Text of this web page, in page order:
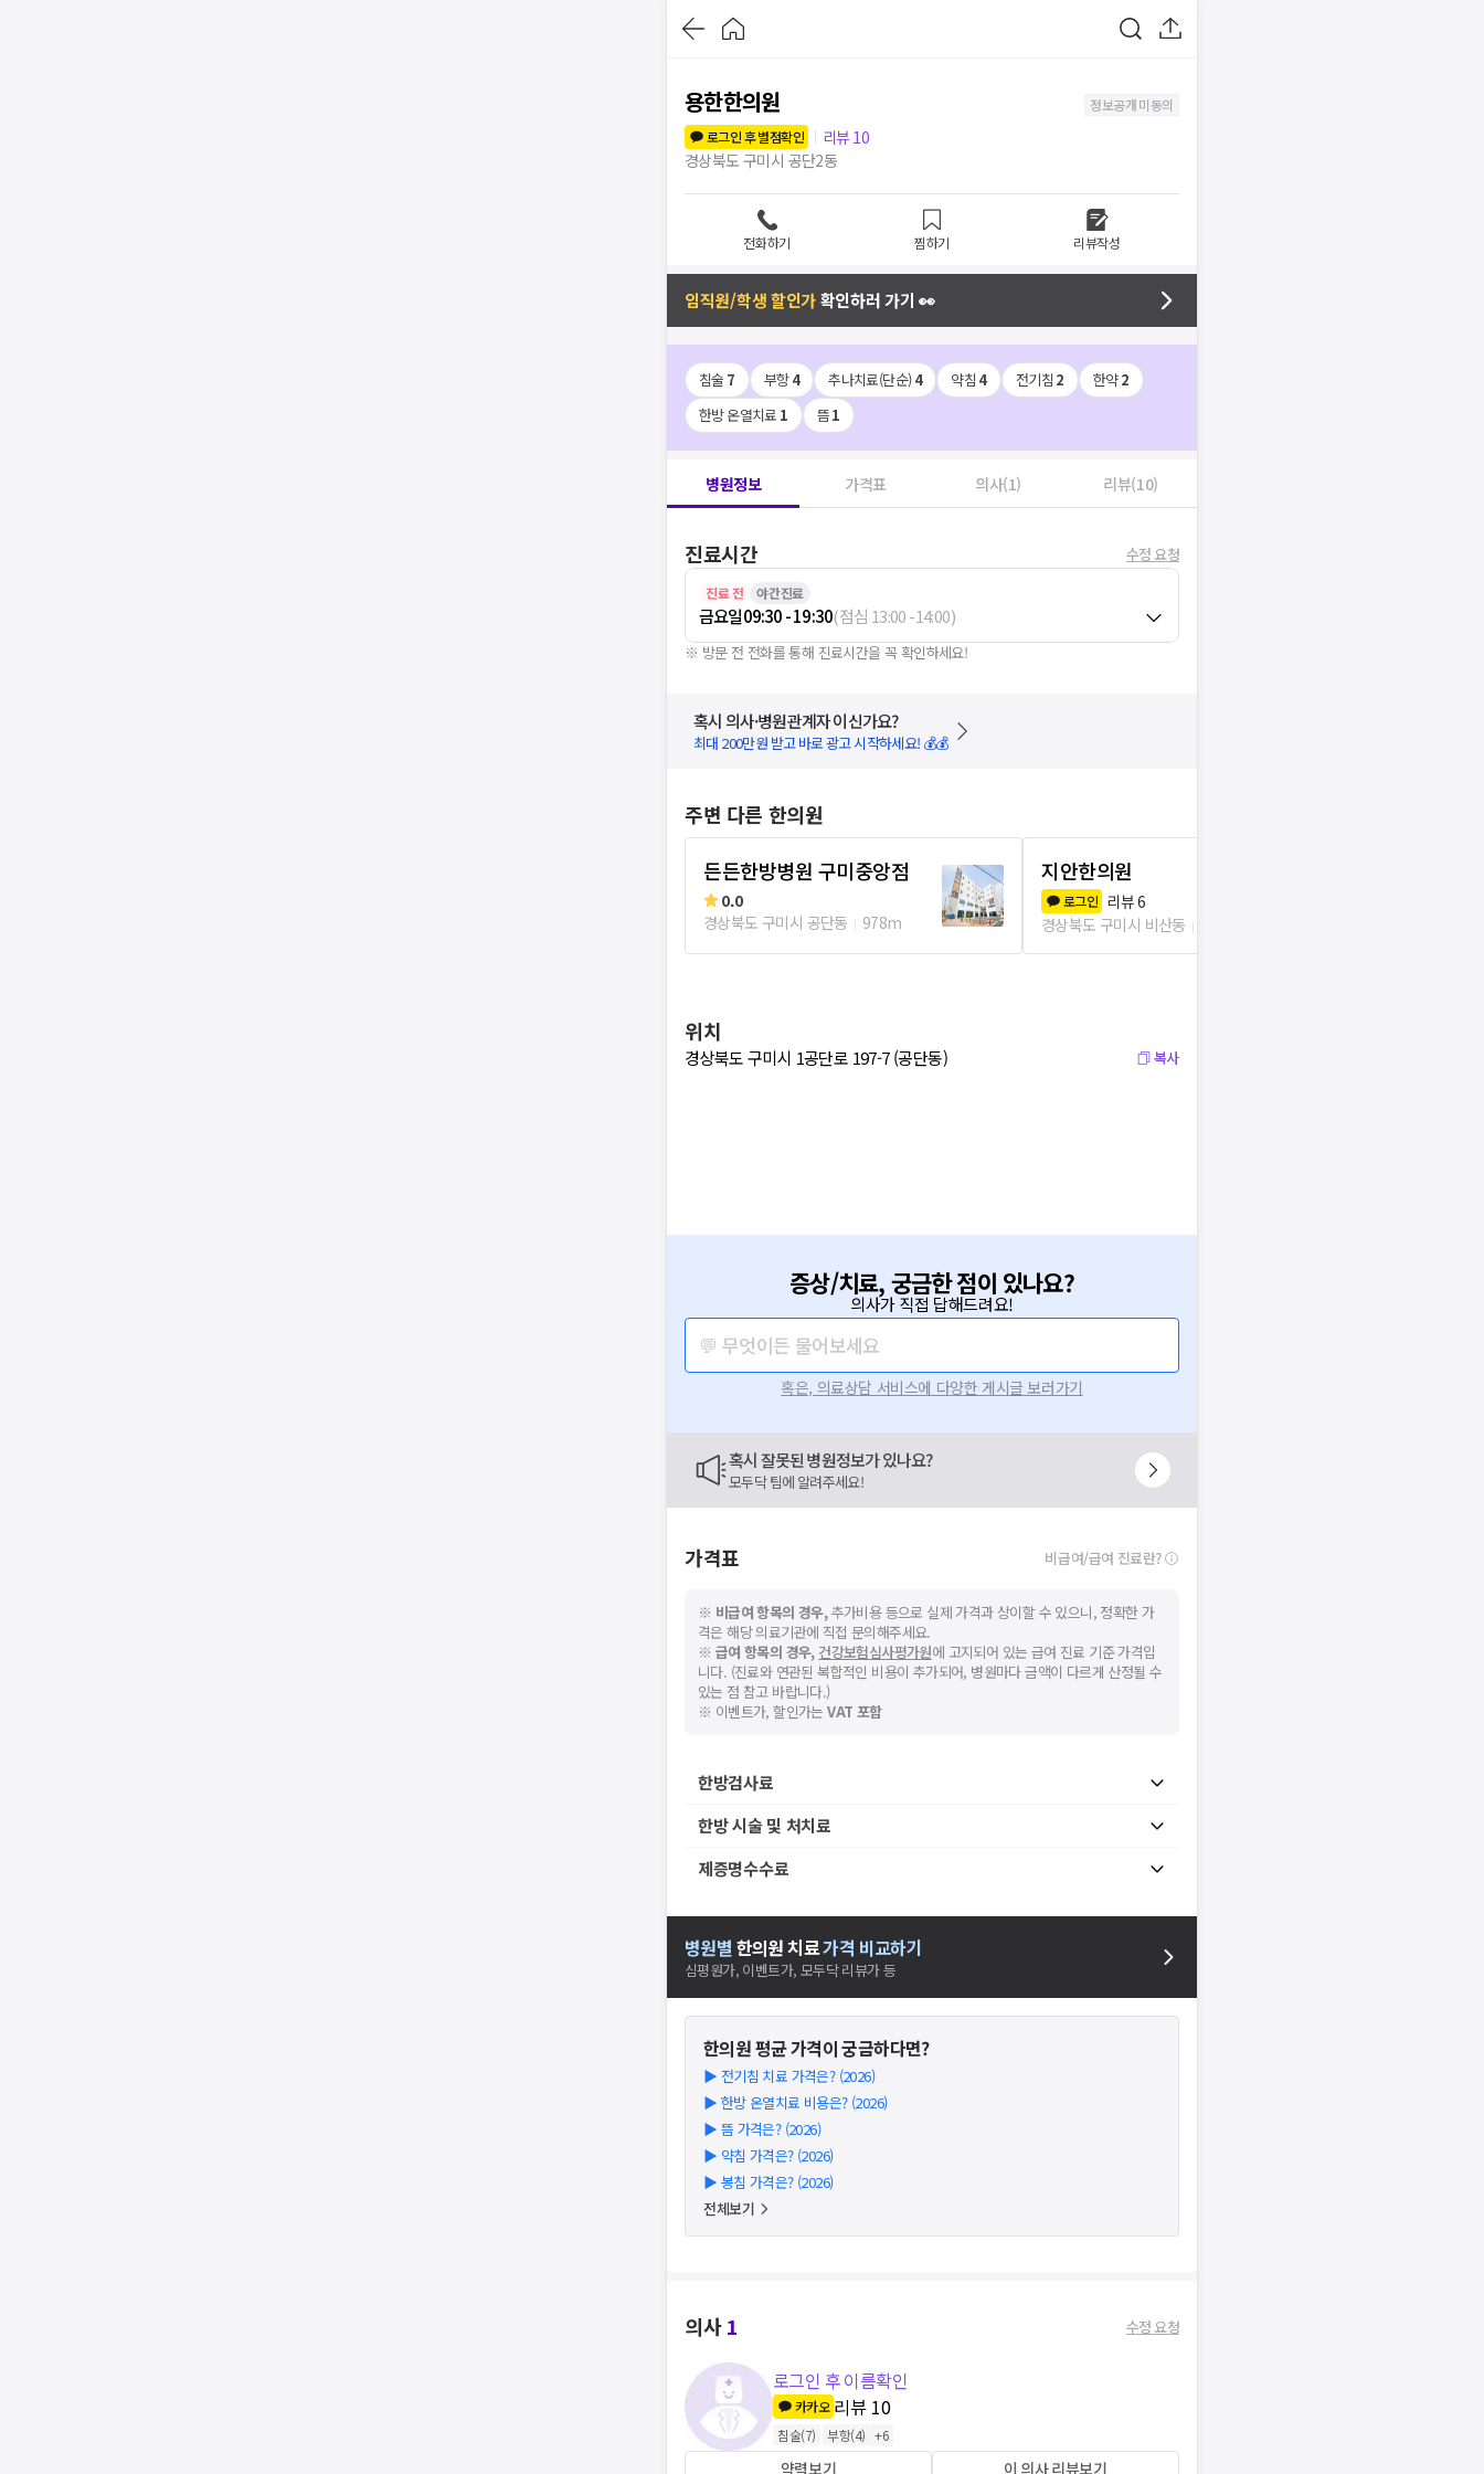
용한한의원
정보공개 미동의
로그인 후 별점확인
리뷰 10
경상북도 구미시 공단2동
전화하기 찜하기 리뷰작성
임직원/학생 할인가확인하러 가기 👀
침술 7 부항4 추나치료(단순)4 약침 4 전기침 2 한약2
한방 온열치료 1 뜸1
병원정보 가격표 의사(1) 리뷰(10)
진료시간 수정 요청
진료 전 야간진료
금요일09:30 - 19:30(점심 13:00-14:00)
※ 방문 전 전화를 통해 진료시간을 꼭 확인하세요!
혹시 의사·병원관계자 이신가요?
최대 200만원 받고 바로 광고 시작하세요! 💰💰
주변 다른 한의원
든든한방병원 구미중앙점
0.0
경상북도 구미시 공단동
978m
지안한의원
로그인 리뷰6
경상북도 구미시 비산동
위치
경상북도 구미시 1공단로 197-7 (공단동) 복사
증상/치료, 궁금한 점이 있나요?
의사가 직접 답해드려요!
💬 무엇이든 물어보세요
혹은, 의료상담 서비스에 다양한 게시글 보러가기
혹시 잘못된 병원정보가 있나요?
모두닥 팀에 알려주세요!
가격표 비급여/급여 진료란?
※ 비급여 항목의 경우,추가비용 등으로 실제 가격과 상이할 수 있으니, 정확한 가
격은 해당 의료기관에 직접 문의해주세요.
※ 급여 항목의 경우, 건강보험심사평가원에 고지되어 있는 급여 진료 기준 가격입
니다. (진료와 연관된 복합적인 비용이 추가되어, 병원마다 금액이 다르게 산정될 수
있는 점 참고 바랍니다.)
※ 이벤트가, 할인가는VAT 포함
한방검사료
한방 시술 및 처치료
제증명수수료
병원별 한의원치료가격 비교하기
심평원가, 이벤트가, 모두닥 리뷰가 등
한의원평균 가격이 궁금하다면?
▶ 전기침 치료 가격은? (2026)
▶ 한방 온열치료 비용은? (2026)
▶ 뜸 가격은? (2026)
▶ 약침 가격은? (2026)
▶ 봉침 가격은? (2026)
전체보기
의사1 수정 요청
로그인 후 이름확인
카카오 리뷰 10
침술(7) 부항(4) +6
약력보기 이 의사 리뷰보기